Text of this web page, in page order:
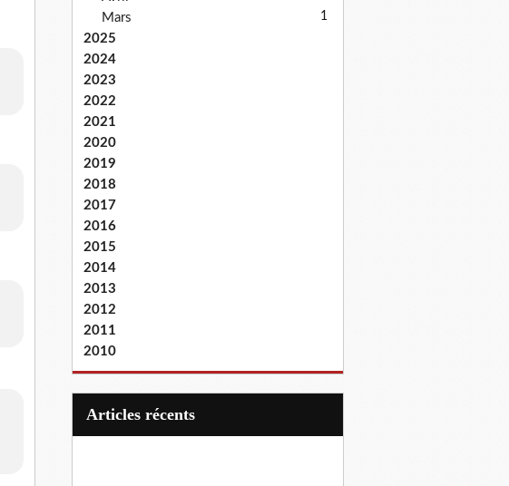
Mars 1
2025
2024
2023
2022
2021
2020
2019
2018
2017
2016
2015
2014
2013
2012
2011
2010
articles récents